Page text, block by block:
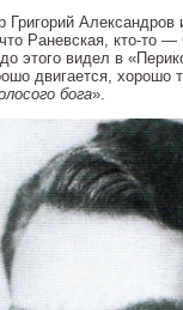
Григорий
что Раневская, кто-то
этого видел в
двигается, хорошо
бога».